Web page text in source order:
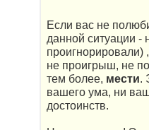
Если вас не
данной ситуации -
проигнорировали)
не проигрыш, не
тем более, мести.
вашего ума, ни
достоинств.